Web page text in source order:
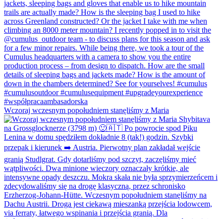
Wczoraj wczesnym popołudniem stanęliśmy z Maria